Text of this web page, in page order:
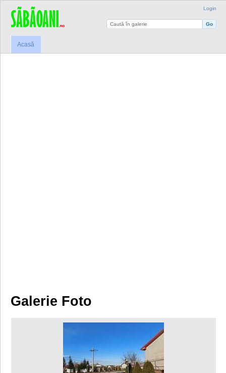
Login
Acasă
Galerie Foto